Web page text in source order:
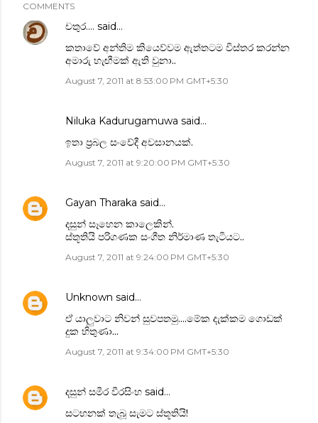
COMMENTS
චතුර.... said…
කතාවේ අන්තිම කියෙව්වම ඇත්තටම විස්තර කරන්න
අමාරු හැඟීමක් ඇති වුනා..
August 7, 2011 at 8:53:00 PM GMT+5:30
Niluka Kadurugamuwa said…
ඉතා ප්‍රබල සංවේදී අවසානයක්.
August 7, 2011 at 9:20:00 PM GMT+5:30
Gayan Tharaka said…
දසුන් සෑහෙන කාලෙකින්.
ස්තූතියි පරිගණක සංගීත නිර්මාණ තැටියට..
August 7, 2011 at 9:24:00 PM GMT+5:30
Unknown said…
ඒ යාලුවාට නිවන් සුවපතමු....මේක දැක්කම ගොඩක්
දුක හිතුණා...
August 7, 2011 at 9:34:00 PM GMT+5:30
දසුන් සමීර වීරසිංහ said…
සටහනක් තැබූ සැමට ස්තූතියි!